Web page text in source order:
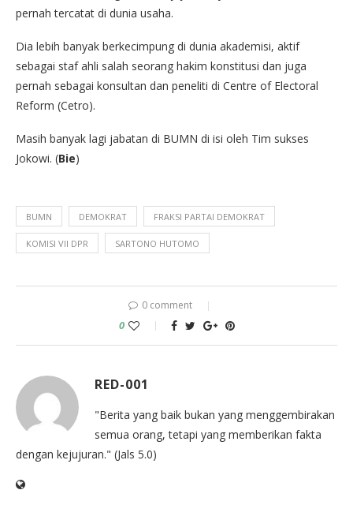
pernah tercatat di dunia usaha.
Dia lebih banyak berkecimpung di dunia akademisi, aktif
sebagai staf ahli salah seorang hakim konstitusi dan juga
pernah sebagai konsultan dan peneliti di Centre of Electoral
Reform (Cetro).
Masih banyak lagi jabatan di BUMN di isi oleh Tim sukses
Jokowi. (Bie)
BUMN DEMOKRAT FRAKSI PARTAI DEMOKRAT
KOMISI VII DPR SARTONO HUTOMO
0 comment
0
RED-001
"Berita yang baik bukan yang menggembirakan
semua orang, tetapi yang memberikan fakta
dengan kejujuran." (Jals 5.0)